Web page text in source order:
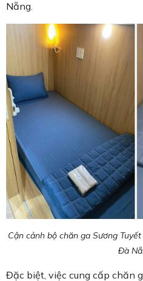
Nẵng.
Cận cảnh bộ chăn ga Sương
Đà
Đặc biệt, việc cung cấp chăn